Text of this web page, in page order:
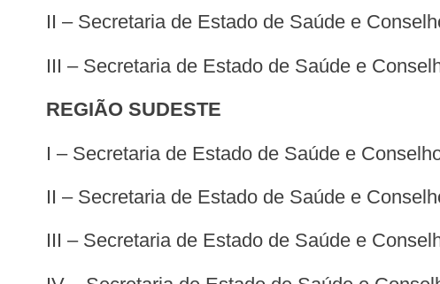
II – Secretaria de Estado de Saúde e
III – Secretaria de Estado de Saúde e
REGIÃO SUDESTE
I – Secretaria de Estado de Saúde e
II – Secretaria de Estado de Saúde e
III – Secretaria de Estado de Saúde e